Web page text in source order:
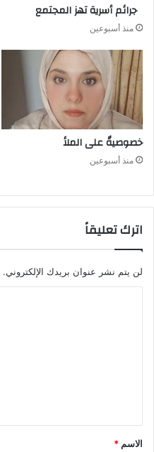
جرائم أسرية تهز المجتمع
منذ أسبوعين
خصوصيةٌ على الملأ
منذ أسبوعين
اترك تعليقاً
لن يتم نشر عنوان بريدك الإلكتروني.
ق
*
الاسم *